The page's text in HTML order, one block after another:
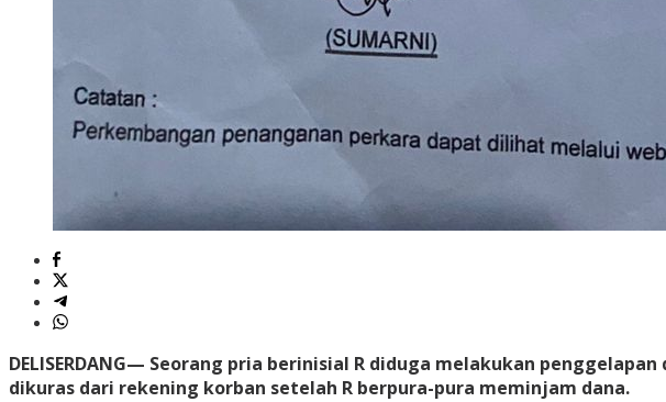
DELISERDANG— Seorang pria berinisial R diduga melakukan
dikuras dari rekening korban setelah R berpura-pura meminjam dana.